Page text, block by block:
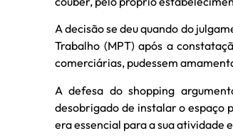
A decisão se deu quando do
Trabalho (MPT) após a
comerciárias, pudessem
A defesa do shopping
desobrigado de instalar o espaço
era essencial para a sua atividade